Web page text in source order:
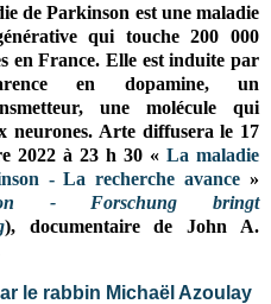
de Parkinson est une maladie
qui touche 200 000
en France. Elle est induite par
en dopamine, un
une molécule qui
neurones. Arte diffusera le 17
2022 à 23 h 30 « La maladie
- La recherche avance »
- Forschung bringt
), documentaire de John A.
le rabbin Michaël Azoulay